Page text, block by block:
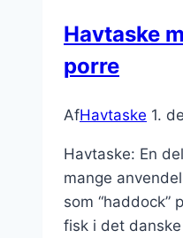
Havtaske
porre
AfHavtaske 1.
Havtaske: En
mange
som “haddock”
fisk i det